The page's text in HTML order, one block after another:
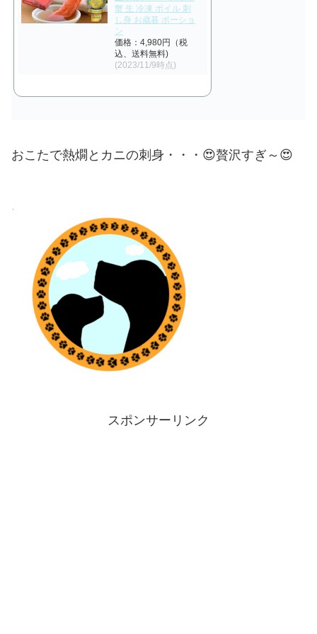
蟹 生 冷凍 ボイル 刺
し身 お歳暮 ポーショ
ン
価格：4,980円（税
込、送料無料)
(2023/11/9時点)
おこたで熱燗とカニの刺身・・・😍贅沢すぎ～😍
スポンサーリンク